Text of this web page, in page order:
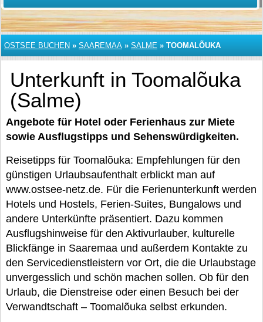
OSTSEE BUCHEN » SAAREMAA » SALME » TOOMALÕUKA
Unterkunft in Toomalõuka
(Salme)
Angebote für Hotel oder Ferienhaus zur Miete
sowie Ausflugstipps und Sehenswürdigkeiten.
Reisetipps für Toomalõuka: Empfehlungen für den
günstigen Urlaubsaufenthalt erblickt man auf
www.ostsee-netz.de. Für die Ferienunterkunft werden
Hotels und Hostels, Ferien-Suites, Bungalows und
andere Unterkünfte präsentiert. Dazu kommen
Ausflugshinweise für den Aktivurlauber, kulturelle
Blickfänge in Saaremaa und außerdem Kontakte zu
den Servicedienstleistern vor Ort, die die Urlaubstage
unvergesslich und schön machen sollen. Ob für den
Urlaub, die Dienstreise oder einen Besuch bei der
Verwandtschaft – Toomalõuka selbst erkunden.